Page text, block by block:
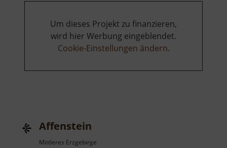
Um dieses Projekt zu finanzieren,
wird hier Werbung eingeblendet.
Cookie-Einstellungen ändern.
Affenstein
Mittleres Erzgebirge